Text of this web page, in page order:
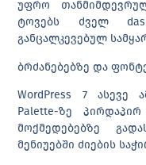
უფრო
ტოვებს ძველ
განცალკევებულ
ბრძანებებზე და
WordPress 7 ასევე
Palette-ზე
მოქმედებებზე
მენიუებში ძიების